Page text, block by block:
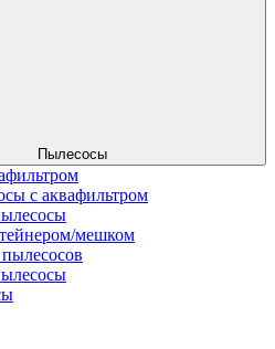
Пылесосы
с аквафильтром
мешком